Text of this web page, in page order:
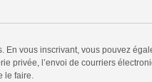
En vous inscrivant, vous pouvez
privée, l’envoi de courriers
le faire.